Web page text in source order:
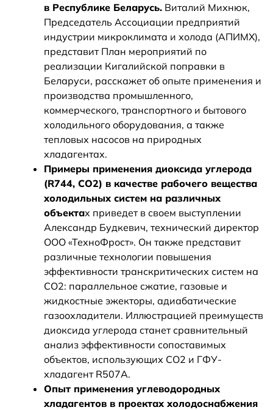
в Республике Беларусь. Виталий Михнюк,
Председатель Ассоциации предприятий
индустрии микроклимата и холода (АПИМХ),
представит План мероприятий по
реализации Кигалийской поправки в
Беларуси, расскажет об опыте применения и
производства промышленного,
коммерческого, транспортного и бытового
холодильного оборудования, а также
тепловых насосов на природных
хладагентах.
Примеры применения диоксида углерода
(R744, СО2) в качестве рабочего вещества
холодильных систем на различных
объектах приведет в своем выступлении
Александр Будкевич, технический директор
ООО «ТехноФрост». Он также представит
различные технологии повышения
эффективности транскритических систем на
СО2: параллельное сжатие, газовые и
жидкостные эжекторы, адиабатические
газоохладители. Иллюстрацией преимуществ
диоксида углерода станет сравнительный
анализ эффективности сопоставимых
объектов, использующих СО2 и ГФУ-
хладагент R507A.
Опыт применения углеводородных
хладагентов в проектах холодоснабжения